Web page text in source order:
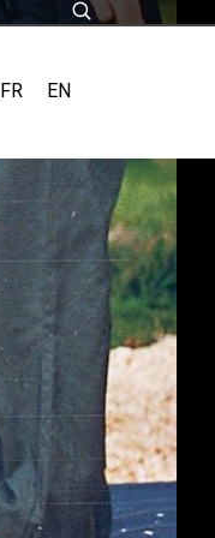
FR EN